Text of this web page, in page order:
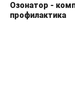
Озонатор -
профилактика